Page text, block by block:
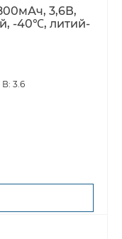
3,6В,
-40℃, литий-
3.6